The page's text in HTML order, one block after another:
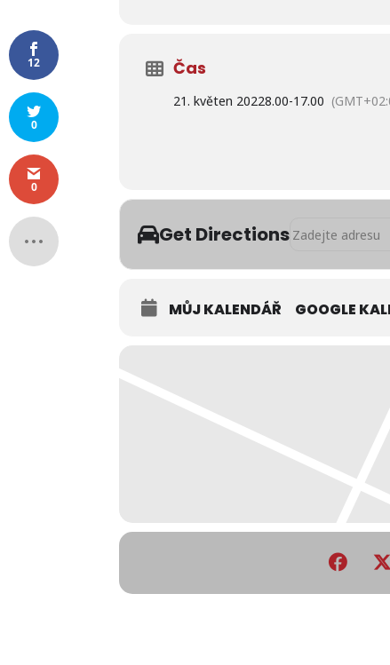
Čas
21. květen 20228.00-17.00
Get Directions Address -
MŮJ KALENDÁŘ GOOGLE
12
0
0